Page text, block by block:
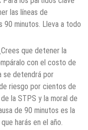
las líneas de
90 minutos. Lleva a todo
que detener la
con el costo de
se detendrá por
riesgo por cientos de
la STPS y la moral de
de 90 minutos es la
harás en el año.